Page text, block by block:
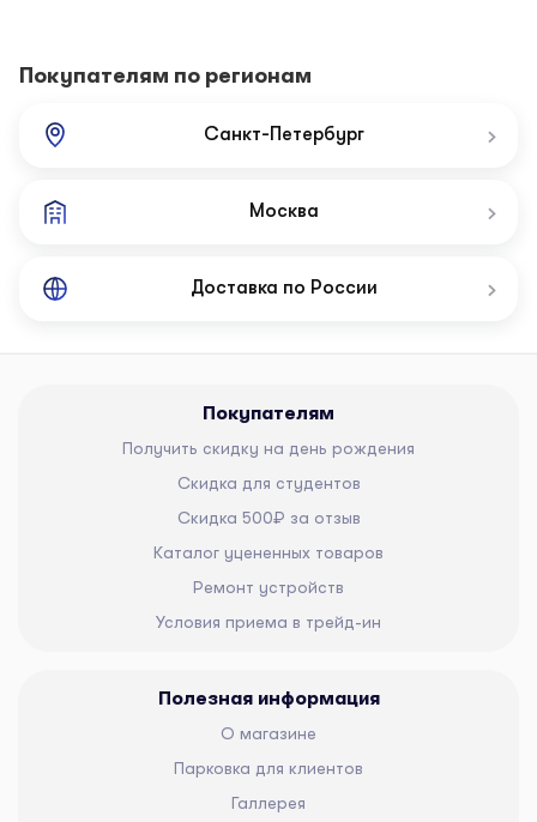
Покупателям по регионам
Санкт-Петербург
Москва
Доставка по России
Покупателям
Получить скидку на день рождения
Скидка для студентов
Скидка 500₽ за отзыв
Каталог уцененных товаров
Ремонт устройств
Условия приема в трейд-ин
Полезная информация
О магазине
Парковка для клиентов
Галлерея